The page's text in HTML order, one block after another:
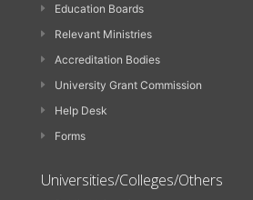
Education Boards
Relevant Ministries
Accreditation Bodies
University Grant Commission
Help Desk
Forms
Universities/Colleges/Others